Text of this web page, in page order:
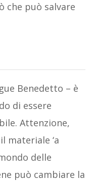
che può salvare
Benedetto – è
di essere
Attenzione,
materiale ‘a
delle
può cambiare la